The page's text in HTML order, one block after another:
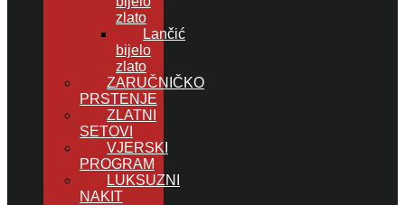
zlato
Lančić
bijelo
zlato
ZARUČNIČKO
PRSTENJE
ZLATNI
SETOVI
VJERSKI
PROGRAM
LUKSUZNI
NAKIT